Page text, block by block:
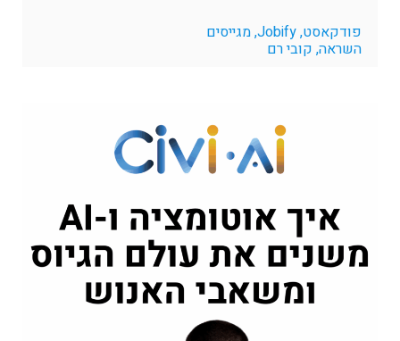
פודקאסט, Jobify, מגייסים
השראה, קובי רם